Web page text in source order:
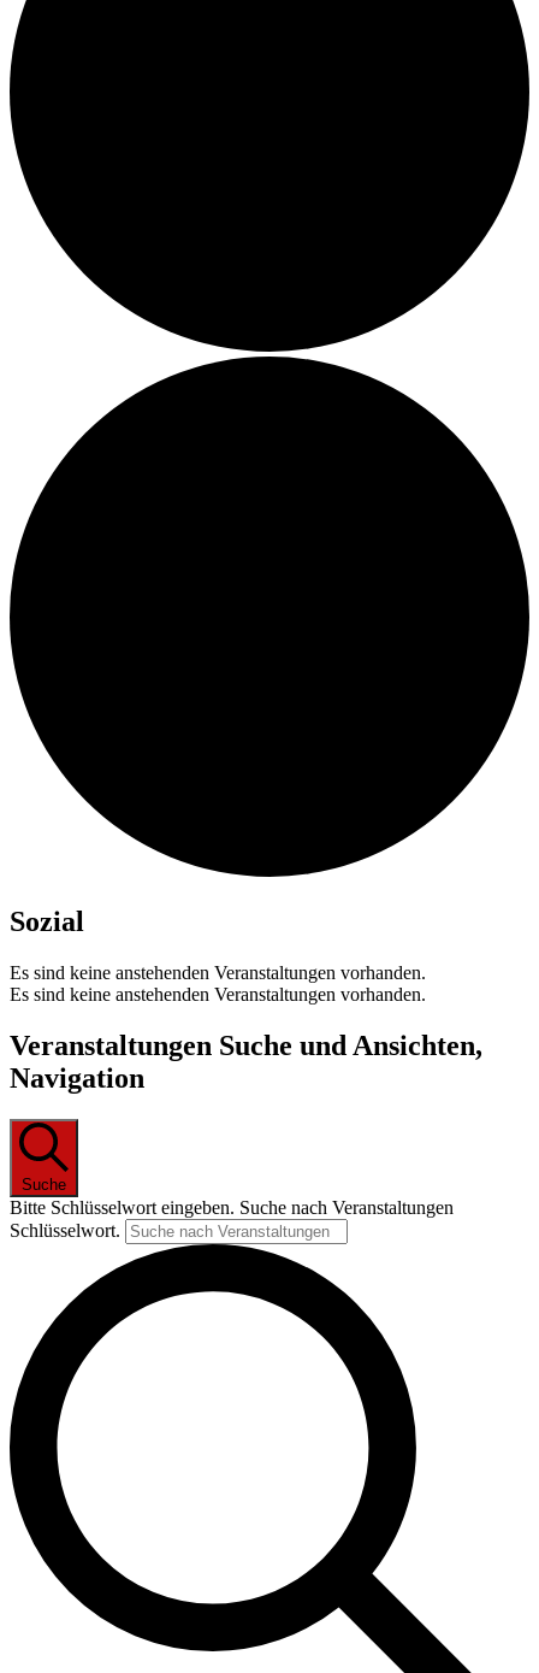
Sozial
Es sind keine anstehenden Veranstaltungen vorhanden.
Es sind keine anstehenden Veranstaltungen vorhanden.
Veranstaltungen Suche und Ansichten,
Navigation
Suche
Bitte Schlüsselwort eingeben. Suche nach Veranstaltungen
Schlüsselwort.